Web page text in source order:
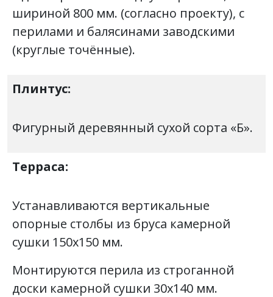
шириной 800 мм. (согласно проекту), с
перилами и балясинами заводскими
(круглые точённые).
Плинтус:
Фигурный деревянный сухой сорта «Б».
Терраса:
Устанавливаются вертикальные
опорные столбы из бруса камерной
сушки 150х150 мм.
Монтируются перила из строганной
доски камерной сушки 30х140 мм.